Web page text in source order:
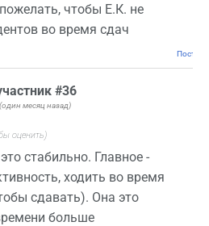
чтобы Е.К. не
во время сдач
#36
(один месяц назад)
оценить)
стабильно. Главное -
ходить во время
сдавать). Она это
больше